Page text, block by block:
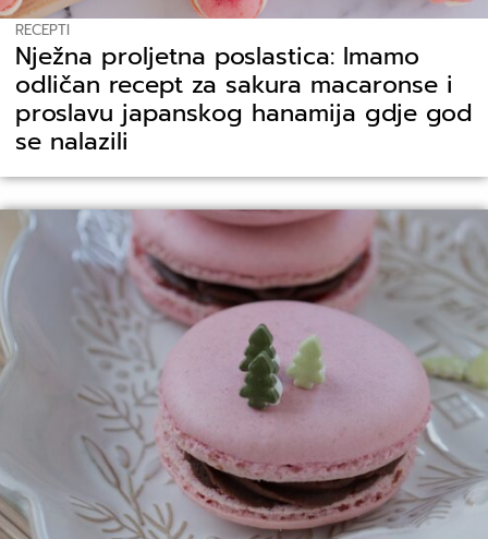
RECEPTI
Nježna proljetna poslastica: Imamo
odličan recept za sakura macaronse i
proslavu japanskog hanamija gdje god
se nalazili